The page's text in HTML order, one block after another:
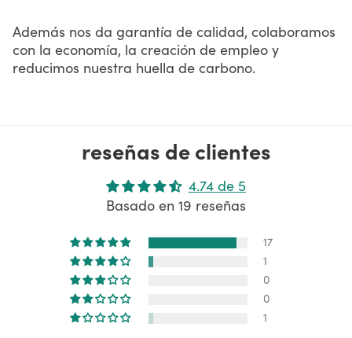
Además nos da garantía de calidad, colaboramos
con la economía, la creación de empleo y
reducimos nuestra huella de carbono.
reseñas de clientes
4.74 de 5
Basado en 19 reseñas
17
1
0
0
1